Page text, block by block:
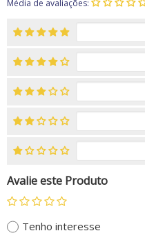
Média de avaliações:
Avalie este Produto
Tenho interesse